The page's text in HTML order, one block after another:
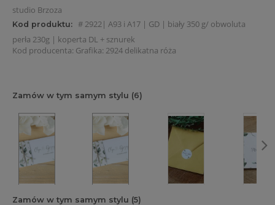
studio Brzoza
Kod produktu:
# 2922| A93 i A17 | GD | biały 350 g/ obwoluta
perła 230g | koperta DL + sznurek
Kod producenta: Grafika: 2924 delikatna róża
Zamów w tym samym stylu (6)
Zamów w tym samym stylu (5)